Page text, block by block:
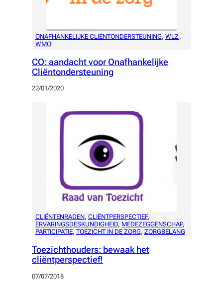
ONAFHANKELIJKE CLIËNTONDERSTEUNING, WLZ
WMO
CO: aandacht voor Onafhankelijke
Cliëntondersteuning
22/01/2020
CLIËNTENRADEN, CLIËNTPERSPECTIEF
ERVARINGSDESKUNDIGHEID, MEDEZEGGENSCHAP
PARTICIPATIE, TOEZICHT IN DE ZORG, ZORGBELANG
Toezichthouders: bewaak het
cliëntperspectief!
07/07/2018